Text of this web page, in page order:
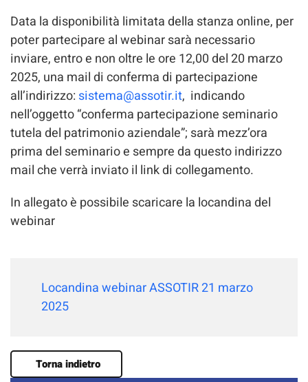
Data la disponibilità limitata della stanza online, per
poter partecipare al webinar sarà necessario
inviare, entro e non oltre le ore 12,00 del 20 marzo
2025, una mail di conferma di partecipazione
all’indirizzo: sistema@assotir.it, indicando
nell’oggetto “conferma partecipazione seminario
tutela del patrimonio aziendale”; sarà mezz’ora
prima del seminario e sempre da questo indirizzo
mail che verrà inviato il link di collegamento.
In allegato è possibile scaricare la locandina del
webinar
Locandina webinar ASSOTIR 21 marzo
2025
Torna indietro